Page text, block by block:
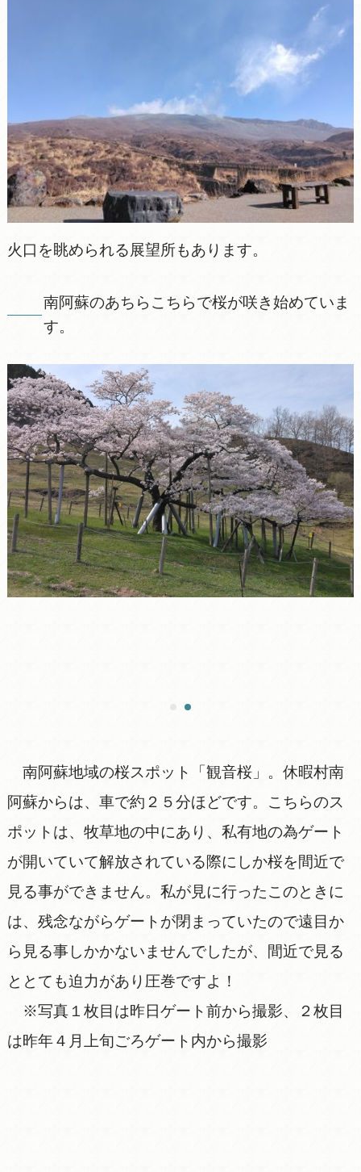
火口を眺められる展望所もあります。
南阿蘇のあちらこちらで桜が咲き始めていま
す。
南阿蘇地域の桜スポット「観音桜」。休暇村南
阿蘇からは、車で約２５分ほどです。こちらのス
ポットは、牧草地の中にあり、私有地の為ゲート
が開いていて解放されている際にしか桜を間近で
見る事ができません。私が見に行ったこのときに
は、残念ながらゲートが閉まっていたので遠目か
ら見る事しかかないませんでしたが、間近で見る
ととても迫力があり圧巻ですよ！
※写真１枚目は昨日ゲート前から撮影、２枚目
は昨年４月上旬ごろゲート内から撮影